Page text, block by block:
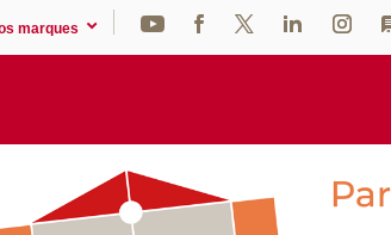
marques